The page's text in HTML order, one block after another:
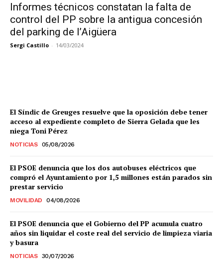
Informes técnicos constatan la falta de
control del PP sobre la antigua concesión
del parking de l’Aigüera
Sergi Castillo - 14/03/2024
El Síndic de Greuges resuelve que la oposición debe tener
acceso al expediente completo de Sierra Gelada que les
niega Toni Pérez
NOTICIAS 05/08/2026
El PSOE denuncia que los dos autobuses eléctricos que
compró el Ayuntamiento por 1,5 millones están parados sin
prestar servicio
MOVILIDAD 04/08/2026
El PSOE denuncia que el Gobierno del PP acumula cuatro
años sin liquidar el coste real del servicio de limpieza viaria
y basura
NOTICIAS 30/07/2026